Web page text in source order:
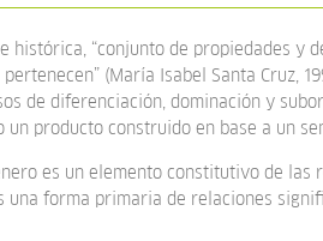
histórica, “conjunto de propiedades y
(María Isabel Santa Cruz,
de diferenciación, dominación y
producto construido en base a un
es un elemento constitutivo de las
forma primaria de relaciones